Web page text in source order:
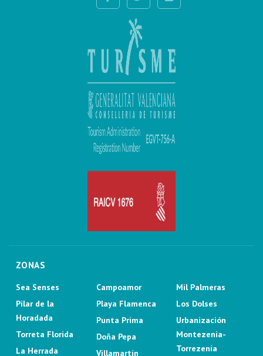
ZONAS
Sea Senses
Pilar de la
Horadada
Torreta Florida
La Herrada
Campoamor
Playa Flamenca
Punta Prima
Doña Pepa
Villamartin
Mil Palmeras
Los Dolses
Urbanización
Montezenia-
Torrezenia